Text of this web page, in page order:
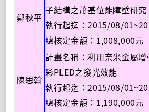
鄭秋平
子結構之蕭基位能障壁研究
執行起迄：2015/08/
總核定金額： 1,008,000元
陳思翰
計畫名稱：利用奈米金屬
彩PLED之發光效能
執行起迄：2015/08/
總核定金額： 1,190,000元